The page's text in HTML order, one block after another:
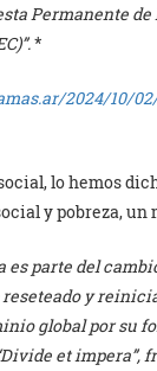
Permanente
*
2024/10/
lo hemos
y pobreza, un
es parte del
y
global por su
et impera”,